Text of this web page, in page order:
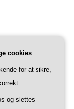
fra By
historisk skat
cookies
for at sikre,
og slettes